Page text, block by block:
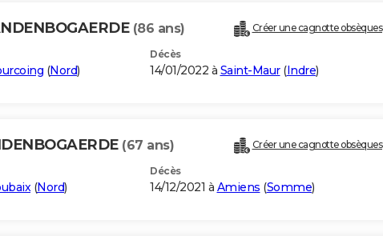
(86 ans) Créer une cagnotte obsèques
(Nord)
Décès
14/01/2022 à Saint-Maur(Indre)
(67 ans) Créer une cagnotte obsèques
(Nord)
Décès
14/12/2021 à Amiens (Somme)